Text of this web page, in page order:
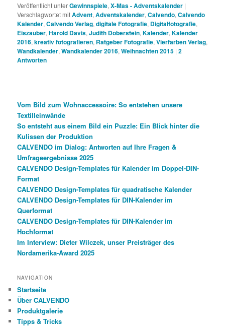
Veröffentlicht unterGewinnspiele,X-Mas - Adventskalender |
Verschlagwortet mitAdvent,Adventskalender,Calvendo,Calvendo
Kalender,Calvendo Verlag,digitale Fotografie, Digitalfotografie,
Eiszauber,Harold Davis,Judith Doberstein,Kalender,Kalender
2016,kreativ fotografieren, Ratgeber Fotografie,Vierfarben Verlag,
Wandkalender,Wandkalender 2016,Weihnachten 2015 |2
Antworten
Vom Bild zum Wohnaccessoire: So entstehen unsere
Textilleinwände
So entsteht aus einem Bild ein Puzzle: Ein Blick hinter die
Kulissen der Produktion
CALVENDO im Dialog: Antworten auf Ihre Fragen &
Umfrageergebnisse 2025
CALVENDO Design-Templates für Kalender im Doppel-DIN-
Format
CALVENDO Design-Templates für quadratische Kalender
CALVENDO Design-Templates für DIN-Kalender im
Querformat
CALVENDO Design-Templates für DIN-Kalender im
Hochformat
Im Interview: Dieter Wilczek, unser Preisträger des
Nordamerika-Award 2025
NAVIGATION
Startseite
Über CALVENDO
Produktgalerie
Tipps & Tricks